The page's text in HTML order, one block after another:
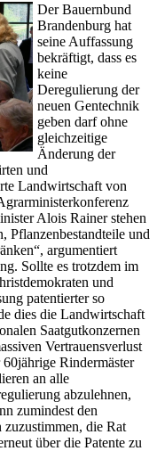
Der Bauernbund
Brandenburg hat
seine Auffassung
bekräftigt, dass es
keine
Deregulierung der
neuen Gentechnik
geben darf ohne
gleichzeitige
Änderung der
und
Landwirtschaft von
Alois Rainer stehen
Pflanzenbestandteile und
argumentiert
Sollte es trotzdem im
und
patentierter so
dies die Landwirtschaft
Saatgutkonzernen
Vertrauensverlust
60jährige Rindermäster
an alle
abzulehnen,
zumindest den
zuzustimmen, die Rat
über die Patente zu